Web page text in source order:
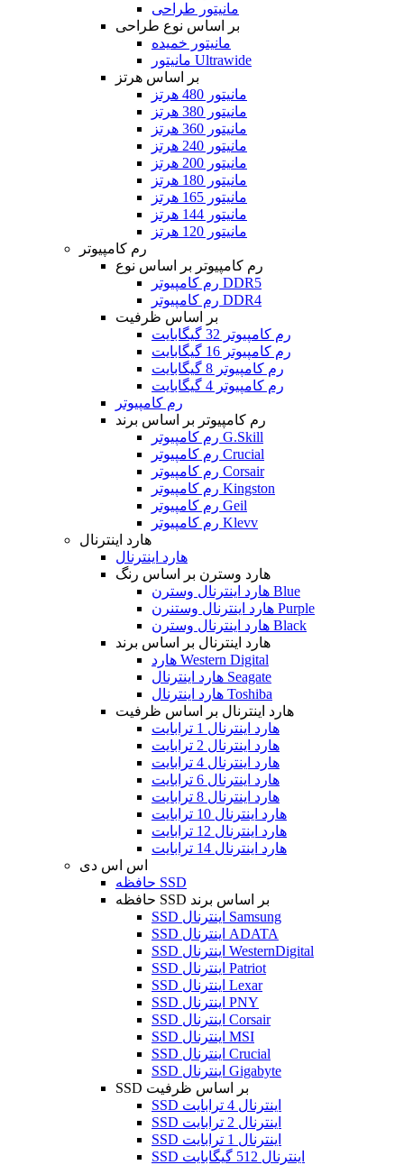
مانیتور طراحی
بر اساس نوع طراحی
مانیتور خمیده
مانیتور Ultrawide
بر اساس هرتز
مانیتور 480 هرتز
مانیتور 380 هرتز
مانیتور 360 هرتز
مانیتور 240 هرتز
مانیتور 200 هرتز
مانیتور 180 هرتز
مانیتور 165 هرتز
مانیتور 144 هرتز
مانیتور 120 هرتز
رم کامپیوتر
رم کامپیوتر بر اساس نوع
رم کامپیوتر DDR5
رم کامپیوتر DDR4
بر اساس ظرفیت
رم کامپیوتر 32 گیگابایت
رم کامپیوتر 16 گیگابایت
رم کامپیوتر 8 گیگابایت
رم کامپیوتر 4 گیگابایت
رم کامپیوتر
رم کامپیوتر بر اساس برند
رم کامپیوتر G.Skill
رم کامپیوتر Crucial
رم کامپیوتر Corsair
رم کامپیوتر Kingston
رم کامپیوتر Geil
رم کامپیوتر Klevv
هارد اینترنال
هارد اینترنال
هارد وسترن بر اساس رنگ
هارد اینترنال وسترن Blue
هارد اینترنال وستنرن Purple
هارد اینترنال وسترن Black
هارد اینترنال بر اساس برند
هارد Western Digital
هارد اینترنال Seagate
هارد اینترنال Toshiba
هارد اینترنال بر اساس ظرفیت
هارد اینترنال 1 ترابایت
هارد اینترنال 2 ترابایت
هارد اینترنال 4 ترابایت
هارد اینترنال 6 ترابایت
هارد اینترنال 8 ترابایت
هارد اینترنال 10 ترابایت
هارد اینترنال 12 ترابایت
هارد اینترنال 14 ترابایت
اس اس دی
حافظه SSD
حافظه SSD بر اساس برند
SSD اینترنال Samsung
SSD اینترنال ADATA
SSD اینترنال WesternDigital
SSD اینترنال Patriot
SSD اینترنال Lexar
SSD اینترنال PNY
SSD اینترنال Corsair
SSD اینترنال MSI
SSD اینترنال Crucial
SSD اینترنال Gigabyte
SSD بر اساس ظرفیت
SSD اینترنال 4 ترابایت
SSD اینترنال 2 ترابایت
SSD اینترنال 1 ترابایت
SSD اینترنال 512 گیگابایت